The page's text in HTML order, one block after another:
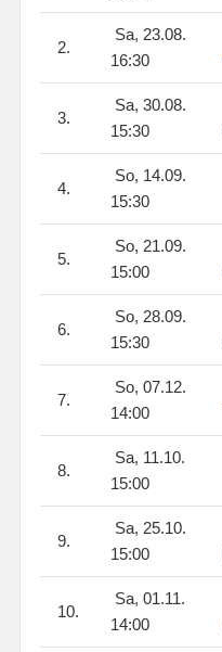
2.
Sa, 23.08.
16:30
3.
Sa, 30.08.
15:30
4.
So, 14.09.
15:30
5.
So, 21.09.
15:00
6.
So, 28.09.
15:30
7.
So, 07.12.
14:00
8.
Sa, 11.10.
15:00
9.
Sa, 25.10.
15:00
10.
Sa, 01.11.
14:00